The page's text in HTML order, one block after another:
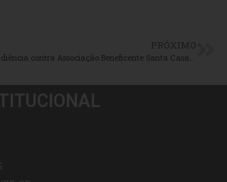
PRÓXIMO